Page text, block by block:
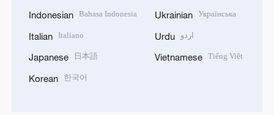
Indonesian Bahasa Indonesia
Italian Italiano
Japanese 日本語
Korean 한국어
Ukrainian Українська
Urdu اردو
Vietnamese Tiếng Việt